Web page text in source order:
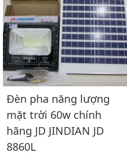
Đèn pha năng lượng
mặt trời 60w chính
hãng JD JINDIAN JD
8860L